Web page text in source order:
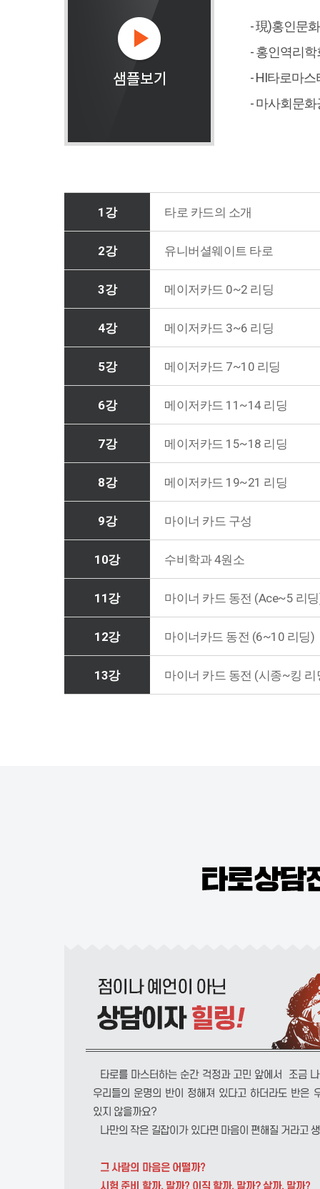
- 現)홍인문
- 홍인역리학
- HI타로마
- 마사회문
1강 타로 카드의 소개
2강 유니버셜웨이트 타로
3강 메이저카드 0~2 리딩
4강 메이저카드 3~6 리딩
5강 메이저카드 7~10 리딩
6강 메이저카드 11~14 리딩
7강 메이저카드 15~18 리딩
8강 메이저카드 19~21 리딩
9강 마이너 카드 구성
10강 수비학과 4원소
11강 마이너 카드 동전 (Ace~5 리
12강 마이너카드 동전 (6~10 리딩)
13강 마이너 카드 동전 (시종~킹 리